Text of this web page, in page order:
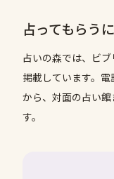
占ってもらう
占いの森では、 ビ
掲載しています。
から、対面の占い
す。